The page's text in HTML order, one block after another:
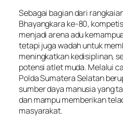
Sebagai bagian dari
Bhayangkara ke-80,
menjadi arena adu
tetapi juga wadah untuk
meningkatkan kedisiplinan,
potensi atlet muda. Melalui
Polda Sumatera Selatan
sumber daya manusia yang
dan mampu memberikan
masyarakat.